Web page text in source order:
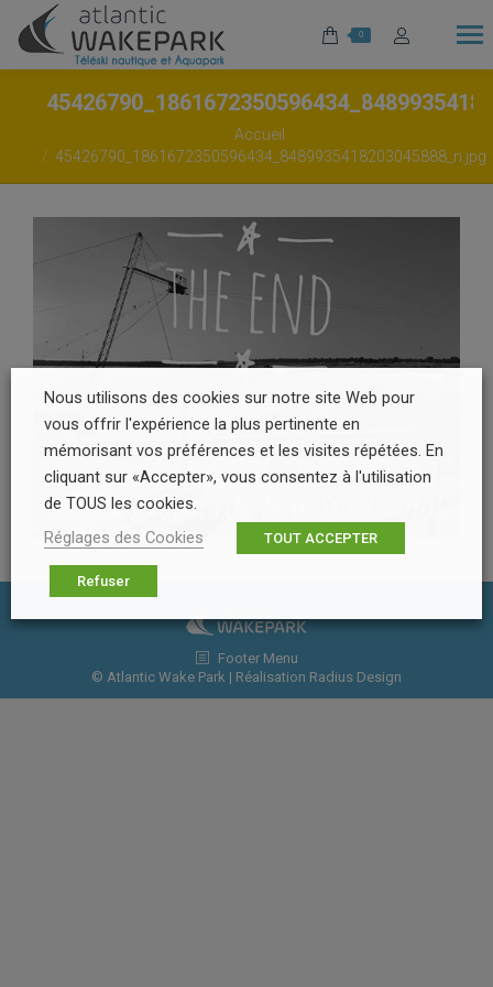
0
Accueil
45426790_1861672350596434_8489935418203045888_n.jpg
Footer Menu
© Atlantic Wake Park | Réalisation Radius Design
Nous utilisons des cookies sur notre site Web pour
vous offrir l'expérience la plus pertinente en
mémorisant vos préférences et les visites répétées. En
cliquant sur «Accepter», vous consentez à l'utilisation
de TOUS les cookies.
Réglages des Cookies
TOUT ACCEPTER
Refuser